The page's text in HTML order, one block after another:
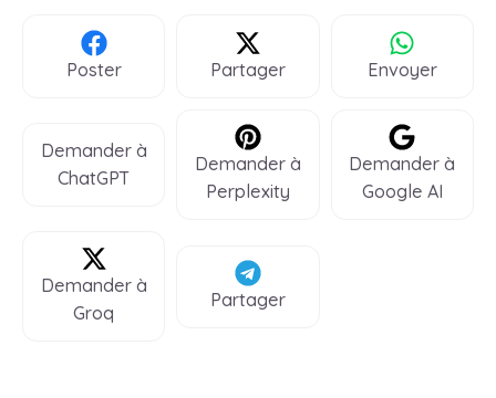
Poster Partager Envoyer
Demander à
ChatGPT
Demander à
Perplexity
Demander à
Google AI
Demander à
Groq
Partager